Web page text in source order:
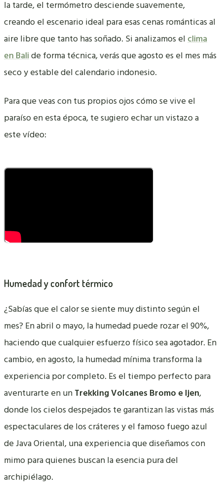
la tarde, el termómetro desciende suavemente,
creando el escenario ideal para esas cenas románticas al
aire libre que tanto has soñado. Si analizamos elclima
en Balide forma técnica, verás que agosto es el mes más
seco y estable del calendario indonesio.
Para que veas con tus propios ojos cómo se vive el
paraíso en esta época, te sugiero echar un vistazo a
este vídeo:
Humedad y confort térmico
¿Sabías que el calor se siente muy distinto según el
mes? En abril o mayo, la humedad puede rozar el 90%,
haciendo que cualquier esfuerzo físico sea agotador. En
cambio, en agosto, la humedad mínima transforma la
experiencia por completo. Es el tiempo perfecto para
aventurarte en unTrekking Volcanes Bromo e Ijen,
donde los cielos despejados te garantizan las vistas más
espectaculares de los cráteres y el famoso fuego azul
de Java Oriental, una experiencia que diseñamos con
mimo para quienes buscan la esencia pura del
archipiélago.